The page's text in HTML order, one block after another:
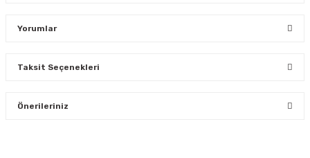
Yorumlar
Taksit Seçenekleri
Önerileriniz